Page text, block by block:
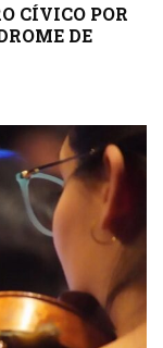
CÍVICO POR
DE